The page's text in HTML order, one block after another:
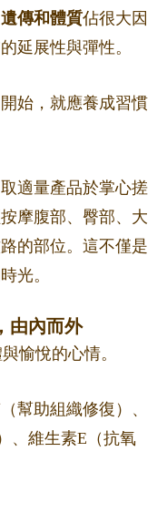
遺傳和體質佔很大因
延展性與彈性。
開始，就應養成習慣
適量產品於掌心搓
摩腹部、臀部、大
的部位。這不僅是
光。
由內而外
愉悅的心情。
幫助組織修復）、
、維生素E（抗氧